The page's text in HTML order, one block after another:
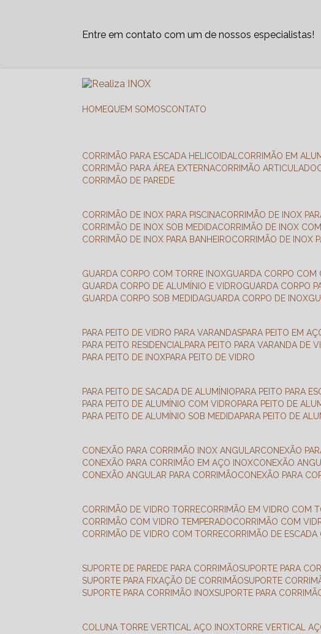
Entre em contato com um de nossos especialistas!
HOME QUEM SOMOS CONTATO
CORRIMÃO PARA ESCADA HELICOIDAL
CORRIMÃO EM
CORRIMÃO PARA ÁREA EXTERNA
CORRIMÃO ARTICULADO
CORRIMÃO DE PAREDE
CORRIMÃO DE INOX PARA PISCINA
CORRIMÃO DE INOX
CORRIMÃO DE INOX SOB MEDIDA
CORRIMÃO DE INOX
CORRIMÃO DE INOX PARA BANHEIRO
CORRIMÃO DE INOX
GUARDA CORPO COM TORRE INOX
GUARDA CORPO COM
GUARDA CORPO DE ALUMÍNIO E VIDRO
GUARDA CORPO
GUARDA CORPO SOB MEDIDA
GUARDA CORPO DE INOX
PARA PEITO DE VIDRO PARA VARANDAS PARA PEITO EM
PARA PEITO RESIDENCIAL
PARA PEITO PARA VARANDA DE
PARA PEITO DE INOX PARA PEITO DE VIDRO
PARA PEITO DE SACADA DE ALUMÍNIO PARA PEITO PARA
PARA PEITO DE ALUMÍNIO COM VIDRO PARA PEITO DE
PARA PEITO DE ALUMÍNIO SOB MEDIDA PARA PEITO DE
CONEXÃO PARA CORRIMÃO INOX ANGULAR
CONEXÃO
CONEXÃO PARA CORRIMÃO EM AÇO INOX
CONEXÃO
CONEXÃO ANGULAR PARA CORRIMÃO
CONEXÃO PARA
CORRIMÃO DE VIDRO TORRE
CORRIMÃO EM VIDRO COM
CORRIMÃO COM VIDRO TEMPERADO
CORRIMÃO COM
CORRIMÃO DE VIDRO COM TORRE
CORRIMÃO DE
SUPORTE DE PAREDE PARA CORRIMÃO
SUPORTE PARA
SUPORTE PARA FIXAÇÃO DE CORRIMÃO
SUPORTE
SUPORTE PARA CORRIMÃO INOX SUPORTE PARA
COLUNA TORRE VERTICAL AÇO INOX TORRE VERTICAL